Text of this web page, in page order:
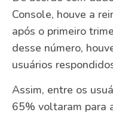
Console, houve a
após o primeiro
desse número,
usuários
Assim, entre os
65% voltaram para